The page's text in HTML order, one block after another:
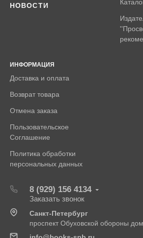
НОВОСТИ
ИНФОРМАЦИЯ
Доставка и оплата
Возврат товара
Отмена заказа
Пользовательское
Соглашение
Политика обработки
персональных данных
8 (929) 156 4134
Заказать звонок
Санкт-Петербург
проспект Обуховской обороны